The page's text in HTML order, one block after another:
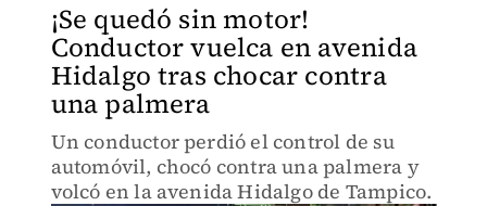
¡Se quedó sin motor!
Conductor vuelca en avenida
Hidalgo tras chocar contra
una palmera
Un conductor perdió el control de su
automóvil, chocó contra una palmera y
volcó en la avenida Hidalgo de Tampico.